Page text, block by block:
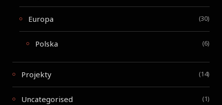
Europa (30)
Polska (6)
Projekty (14)
Uncategorised (1)